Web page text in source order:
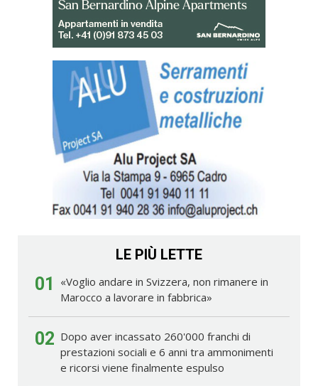
LE PIÙ LETTE
01
«Voglio andare in Svizzera, non rimanere in
Marocco a lavorare in fabbrica»
02 Dopo aver incassato 260'000 franchi di
prestazioni sociali e 6 anni tra ammonimenti
e ricorsi viene finalmente espulso